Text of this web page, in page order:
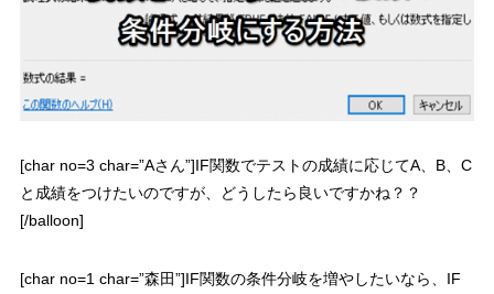
[char no=3 char=”Aさん”]IF関数でテストの成績に応じてA、B、C
と成績をつけたいのですが、どうしたら良いですかね？？
[/balloon]
[char no=1 char=”森田”]IF関数の条件分岐を増やしたいなら、 IF